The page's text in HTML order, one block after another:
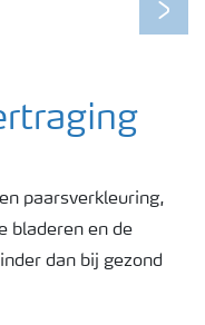
Next
paarsverkleuring,
bladeren en de
dan bij gezond